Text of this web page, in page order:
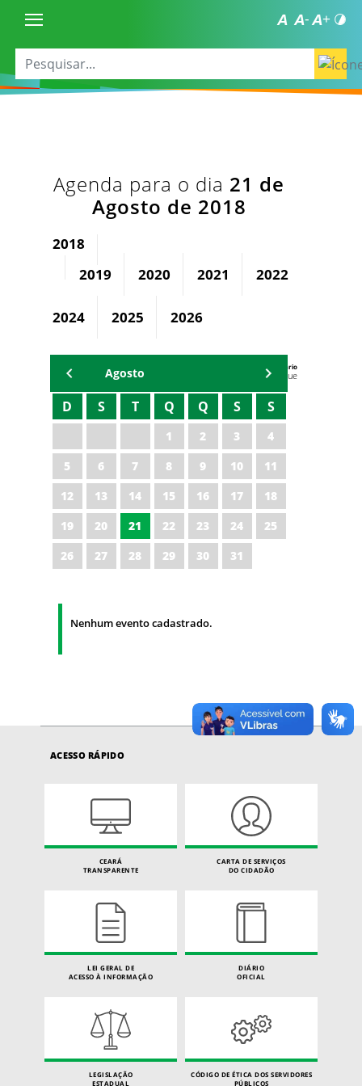
Agenda para o dia 21 de
Agosto de 2018
2018
2019
2020 2021 2022
2024 2025 2026
Agenda do Secretário
Zezinho Albuquerque
Agosto
D S T Q Q S S
1 2 3
4
5
6 7 8 9 10
11
12
13 14 15 16 17
18
19
20 21 22 23 24
25
26
27 28 29 30 31
Nenhum evento cadastrado.
ACESSO RÁPIDO
CEARÁ
TRANSPARENTE
CARTA DE SERVIÇOS
DO CIDADÃO
LEI GERAL DE
ACESSO À INFORMAÇÃO
DIÁRIO
OFICIAL
LEGISLAÇÃO
ESTADUAL
CÓDIGO DE ÉTICA DOS SERVIDORES
PÚBLICOS